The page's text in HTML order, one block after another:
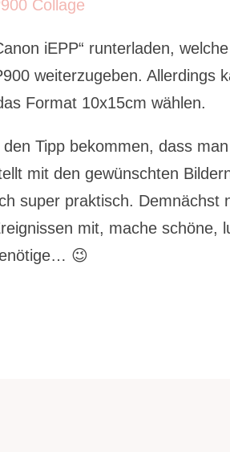
iEPP“ runterladen,
weiterzugeben. Allerdings
Format 10x15cm wählen.
Tipp bekommen, dass
mit den gewünschten
super praktisch. Demnächst
mit, mache schöne,
😉